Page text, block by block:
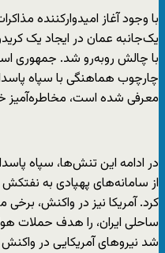
با وجود آغاز امیدوارکننده
یک‌جانبه عمان در ایجاد یک
با چالش روبه‌رو شد. جمهوری
چارچوب هماهنگی با سپاه
معرفی شده است، مخاطره‌آمیز
از سامانه‌های پهپادی به
کرد. آمریکا نیز در واکنش،
ساحلی ایران، را هدف حملات
شد نیروهای آمریکایی در